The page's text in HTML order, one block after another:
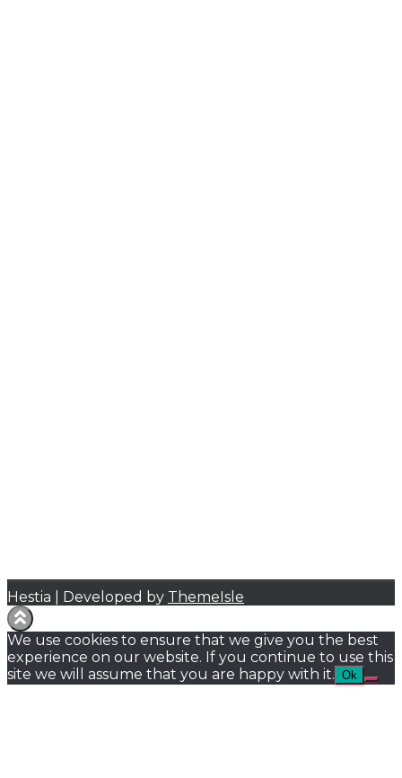
Hestia | Developed by ThemeIsle
We use cookies to ensure that we give you the best
experience on our website. If you continue to use this
site we will assume that you are happy with it. Ok